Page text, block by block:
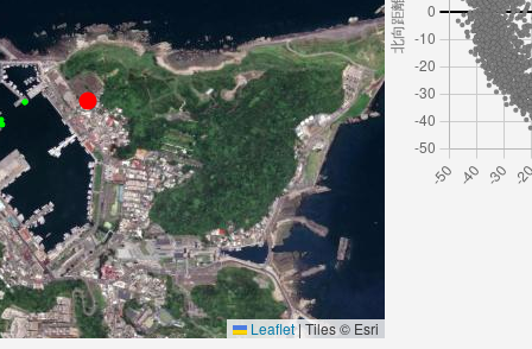
Leaflet|Tiles © Esri